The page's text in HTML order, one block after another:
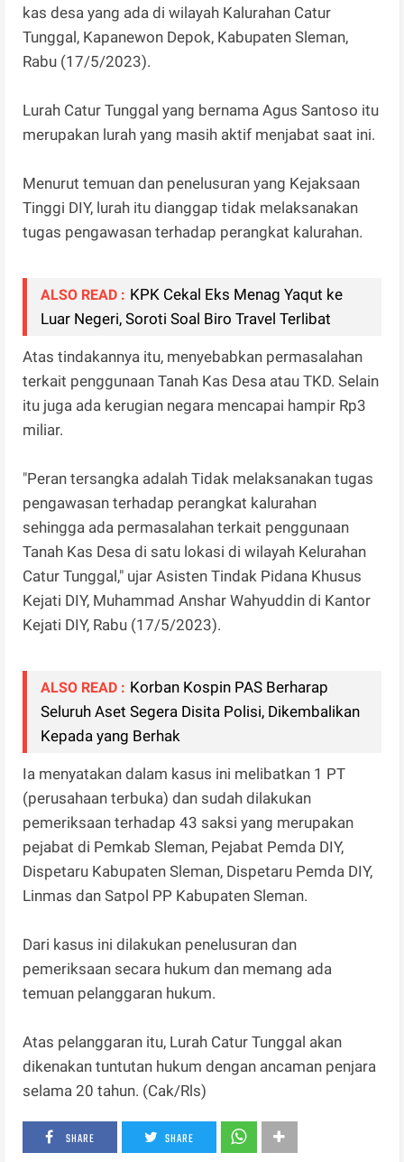
kas desa yang ada di wilayah Kalurahan Catur
Tunggal, Kapanewon Depok, Kabupaten Sleman,
Rabu (17/5/2023).
Lurah Catur Tunggal yang bernama Agus Santoso itu
merupakan lurah yang masih aktif menjabat saat ini.
Menurut temuan dan penelusuran yang Kejaksaan
Tinggi DIY, lurah itu dianggap tidak melaksanakan
tugas pengawasan terhadap perangkat kalurahan.
ALSO READ : KPK Cekal Eks Menag Yaqut ke
Luar Negeri, Soroti Soal Biro Travel Terlibat
Atas tindakannya itu, menyebabkan permasalahan
terkait penggunaan Tanah Kas Desa atau TKD. Selain
itu juga ada kerugian negara mencapai hampir Rp3
miliar.
"Peran tersangka adalah Tidak melaksanakan tugas
pengawasan terhadap perangkat kalurahan
sehingga ada permasalahan terkait penggunaan
Tanah Kas Desa di satu lokasi di wilayah Kelurahan
Catur Tunggal," ujar Asisten Tindak Pidana Khusus
Kejati DIY, Muhammad Anshar Wahyuddin di Kantor
Kejati DIY, Rabu (17/5/2023).
ALSO READ : Korban Kospin PAS Berharap
Seluruh Aset Segera Disita Polisi, Dikembalikan
Kepada yang Berhak
Ia menyatakan dalam kasus ini melibatkan 1 PT
(perusahaan terbuka) dan sudah dilakukan
pemeriksaan terhadap 43 saksi yang merupakan
pejabat di Pemkab Sleman, Pejabat Pemda DIY,
Dispetaru Kabupaten Sleman, Dispetaru Pemda DIY,
Linmas dan Satpol PP Kabupaten Sleman.
Dari kasus ini dilakukan penelusuran dan
pemeriksaan secara hukum dan memang ada
temuan pelanggaran hukum.
Atas pelanggaran itu, Lurah Catur Tunggal akan
dikenakan tuntutan hukum dengan ancaman penjara
selama 20 tahun. (Cak/Rls)
SHARE SHARE